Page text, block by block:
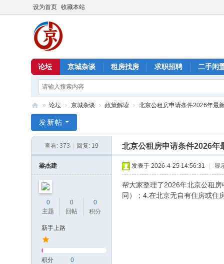
设为首页 收藏本站
论坛 京城杂谈 租房找房 求职招聘 二手闲
京
» 论坛 › 京城杂谈 › 政策解读 › 北京公租房申请条件2026年最
发新帖
查看: 373 回复: 19 北京公租房申请条件2026年
梁杰建
0
主题
0
回帖
0
积分
新手上路
积分 0
发表于 2026-4-25 14:56:31 显
帮大家整理了2026年北京公租
同）；4.在北京无自有住房或住